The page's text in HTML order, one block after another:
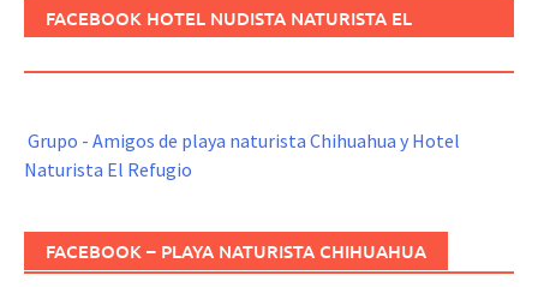
FACEBOOK HOTEL NUDISTA NATURISTA EL
Grupo - Amigos de playa naturista Chihuahua y Hotel
Naturista El Refugio
FACEBOOK – PLAYA NATURISTA CHIHUAHUA